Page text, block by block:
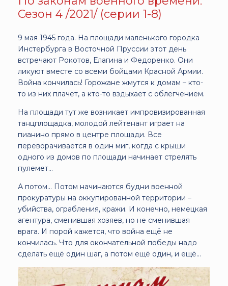
Сезон 4 /2021/ (серии 1-8)
9 мая 1945 года. На площади маленького городка
Инстербурга в Восточной Пруссии этот день
встречают Рокотов, Елагина и Федоренко. Они
ликуют вместе со всеми бойцами Красной Армии.
Война кончилась! Горожане жмутся к домам – кто-
то из них плачет, а кто-то вздыхает с облегчением.
На площади тут же возникает импровизированная
танцплощадка, молодой лейтенант играет на
пианино прямо в центре площади. Все
переворачивается в один миг, когда с крыши
одного из домов по площади начинает стрелять
пулемет…
А потом… Потом начинаются будни военной
прокуратуры на оккупированной территории –
убийства, ограбления, кражи. И конечно, немецкая
агентура, сменившая хозяев, но не сменившая
врага. И порой кажется, что война ещё не
кончилась. Что для окончательной победы надо
сделать ещё один шаг, а потом ещё один, и ещё…